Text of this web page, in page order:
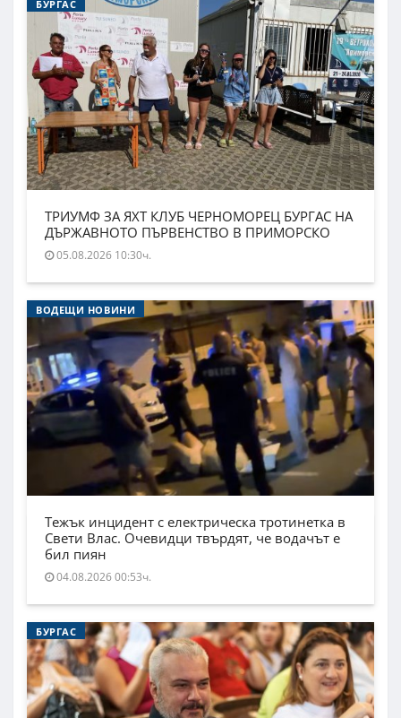
БУРГАС
ТРИУМФ ЗА ЯХТ КЛУБ ЧЕРНОМОРЕЦ БУРГАС НА
ДЪРЖАВНОТО ПЪРВЕНСТВО В ПРИМОРСКО
05.08.2026 10:30ч.
ВОДЕЩИ НОВИНИ
Тежък инцидент с електрическа тротинетка в
Свети Влас. Очевидци твърдят, че водачът е
бил пиян
04.08.2026 00:53ч.
БУРГАС